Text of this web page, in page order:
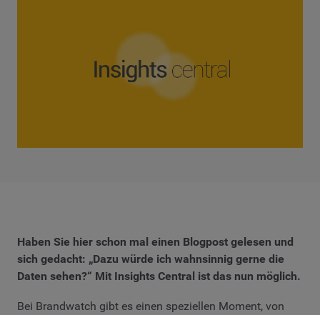
Haben Sie hier schon mal einen Blogpost gelesen und
sich gedacht: „Dazu würde ich wahnsinnig gerne die
Daten sehen?“ Mit Insights Central ist das nun möglich.
Bei Brandwatch gibt es einen speziellen Moment, von